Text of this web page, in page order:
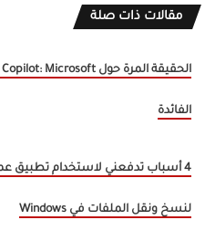
مقالات ذات صلة
الفائدة
لنسخ ونقل الملفات في Windows